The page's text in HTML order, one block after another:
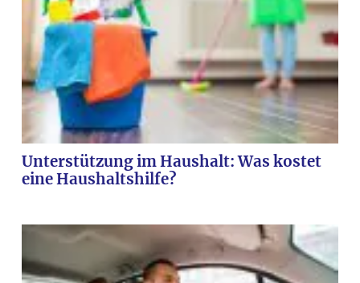
Unterstützung im Haushalt: Was kostet
eine Haushaltshilfe?